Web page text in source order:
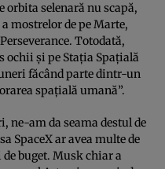
orbita selenară nu scapă,
mostrelor de pe Marte,
Totodată,
și pe Stația Spațială
făcând parte dintr-un
spațială umană”.
ne-am da seama destul de
SpaceX ar avea multe de
buget. Musk chiar a